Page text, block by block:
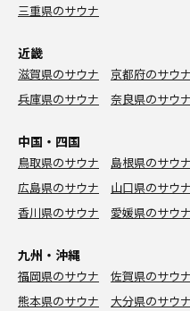
三重県のサウナ
近畿
滋賀県のサウナ 京都府のサウナ
兵庫県のサウナ
奈良県のサウナ
中国・四国
鳥取県のサウナ 島根県のサウナ
広島県のサウナ
山口県のサウナ
香川県のサウナ
愛媛県のサウナ
九州・沖縄
福岡県のサウナ 佐賀県のサウナ
熊本県のサウナ
大分県のサウナ